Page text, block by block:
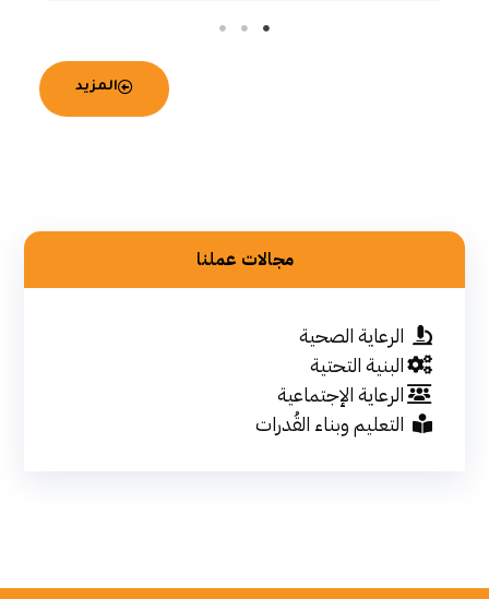
المزيد
مجالات عملنا
الرعاية الصحية
البنية التحتية
الرعاية الإجتماعية
التعليم وبناء القُدرات